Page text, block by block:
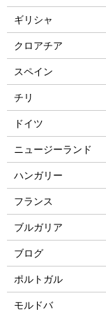
ギリシャ
クロアチア
スペイン
チリ
ドイツ
ニュージーランド
ハンガリー
フランス
ブルガリア
ブログ
ポルトガル
モルドバ